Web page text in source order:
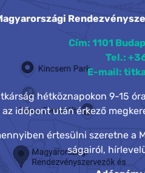
Cím: 1101
Tel.:
E-mail:
hétköznapokon 9-15
időpont után érkező
értesülni szeretne a
ságairól,